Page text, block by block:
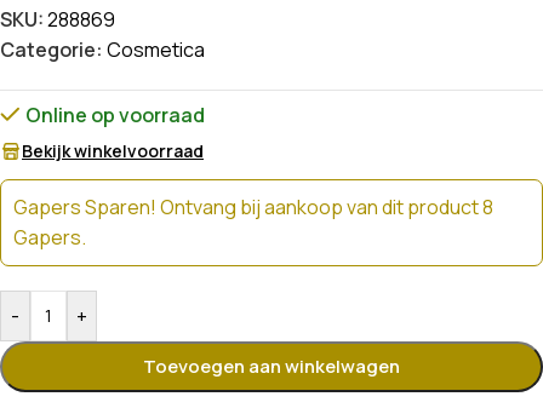
SKU:288869
Categorie: Cosmetica
Online op voorraad
Bekijk winkelvoorraad
Gapers Sparen! Ontvang bij aankoop van dit product 8
Gapers.
- +
Toevoegen aan winkelwagen